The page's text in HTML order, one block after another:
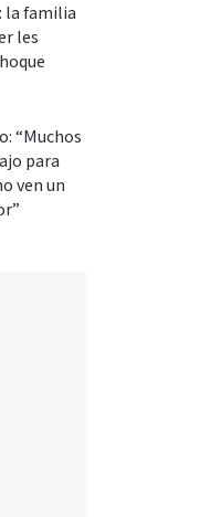
la familia
les
“Muchos
para
ven un